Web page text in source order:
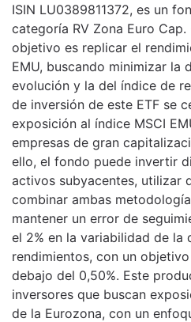
ISIN LU0389811372, es un
categoría RV Zona Euro
objetivo es replicar el
EMU, buscando minimizar la
evolución y la del índice de
de inversión de este ETF se
exposición al índice MSCI
empresas de gran
ello, el fondo puede invertir
activos subyacentes, utilizar
combinar ambas
mantener un error de
el 2% en la variabilidad de la
rendimientos, con un
debajo del 0,50%. Este
inversores que buscan
de la Eurozona, con un